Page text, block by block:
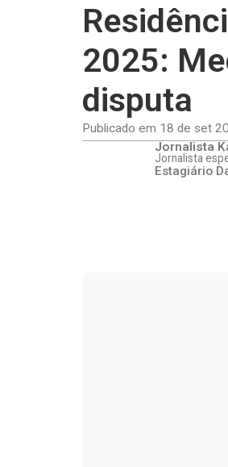
2025:
disputa
Publicado em 18 de set
Jornalista
Jornalista
Estagiário